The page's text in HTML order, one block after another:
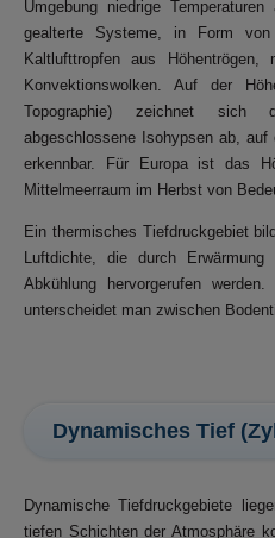
Umgebung niedrige
gealterte Systeme, in Form von
Kaltlufttropfen aus
Konvektionswolken. Auf der
Topographie) zeichnet sich
abgeschlossene Isohypsen ab,
erkennbar. Für Europa ist das
Mittelmeerraum im Herbst von
Ein thermisches Tiefdruckgebiet
Luftdichte, die durch
Abkühlung hervorgerufen
unterscheidet man zwischen
Dynamisches Tief
Dynamische Tiefdruckgebiete
tiefen Schichten der Atmosphäre